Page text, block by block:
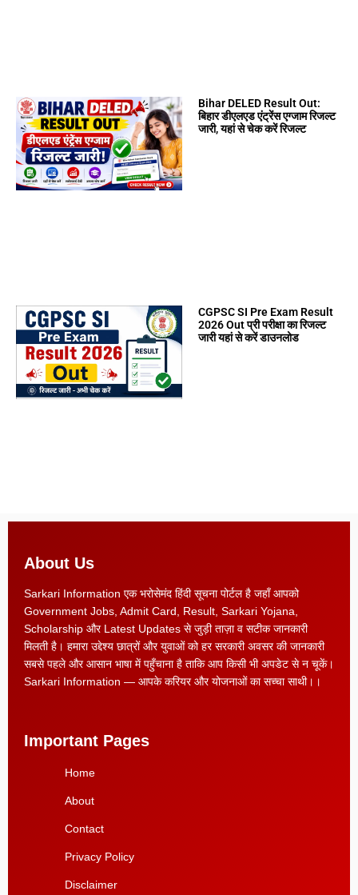
Bihar DELED Result Out:
बिहार डीएलएड एंट्रेंस एग्जाम रिजल्ट
जारी, यहां से चेक करें रिजल्ट
CGPSC SI Pre Exam Result
2026 Out प्री परीक्षा का रिजल्ट
जारी यहां से करें डाउनलोड
About Us
Sarkari Information एक भरोसेमंद हिंदी सूचना पोर्टल है जहाँ आपको
Government Jobs, Admit Card, Result, Sarkari Yojana,
Scholarship और Latest Updates से जुड़ी ताज़ा व सटीक जानकारी
मिलती है। हमारा उद्देश्य छात्रों और युवाओं को हर सरकारी अवसर की जानकारी
सबसे पहले और आसान भाषा में पहुँचाना है ताकि आप किसी भी अपडेट से न चूकें।
Sarkari Information — आपके करियर और योजनाओं का सच्चा साथी।।
Important Pages
Home
About
Contact
Privacy Policy
Disclaimer